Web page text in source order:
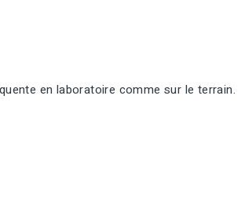
en laboratoire comme sur le terrain.